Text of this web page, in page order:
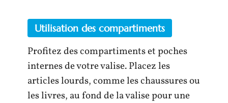
Utilisation des compartiments
Profitez des compartiments et poches
internes de votre valise. Placez les
articles lourds, comme les chaussures ou
les livres, au fond de la valise pour une